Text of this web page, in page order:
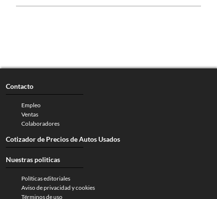
Contacto
Empleo
Ventas
Colaboradores
Cotizador de Precios de Autos Usados
Nuestras politicas
Políticas editoriales
Aviso de privacidad y cookies
Términos de uso